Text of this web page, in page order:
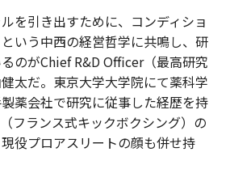
を引き出すために、コンディショ
いう中西の経営哲学に共鳴し、研
のがChief R&D Officer（最高研究
太だ。東京大学大学院にて薬科学
薬会社で研究に従事した経歴を持
フランス式キックボクシング）の
役プロアスリートの顔も併せ持